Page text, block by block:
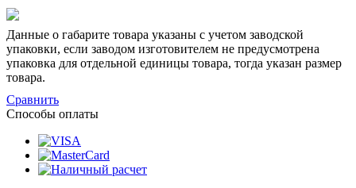
Данные о габарите товара указаны с учетом заводской
упаковки, если заводом изготовителем не предусмотрена
упаковка для отдельной единицы товара, тогда указан размер
товара.
Сравнить
Способы оплаты